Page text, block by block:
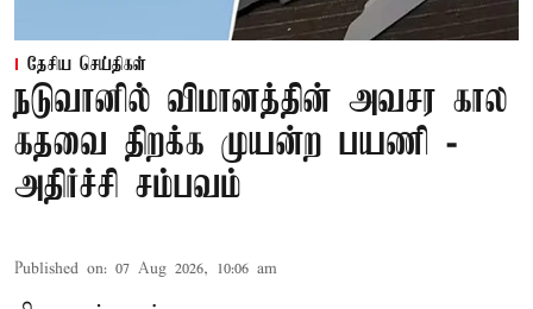
தேசிய செய்திகள்
நடுவானில் விமானத்தின் அவசர கால
கதவை திறக்க முயன்ற பயணி -
அதிர்ச்சி சம்பவம்
Published on: 07 Aug 2026, 10:06 am